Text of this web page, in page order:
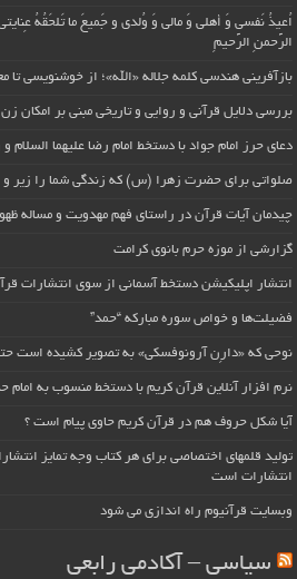
اُعیذُ نَفسی وَ أهلی وَ مالی وَ وُلدی و جَمیعَ ما تَلحَقُهُ
الرَّحمنِ الرَّحیمِ
بازآفرینی هندسی کلمه جلاله «الله»؛ از خوشنویسی تا
بررسی دلایل قرآنی و روایی و تاریخی مبنی بر
دعای حرز امام جواد با دستخط امام رضا علیهما السلام
صلواتی برای حضرت زهرا (س) که زندگی شما را زیر و
چیدمان آیات قرآن در راستای فهم مهدویت و مساله
گزارشی از موزه حرم بانوی کرامت
انتشار اپلیکیشن دستخط آسمانی از سوی انتشارات
فضیلت‌ها و خواص سوره مبارکه “حمد”
نوحی که «دارِن آرونوفسکی» به تصویر کشیده است
نرم افزار آنلاین قرآن کریم با دستخط منسوب به
آیا شکل حروف هم در قرآن کریم حاوی پیام است ؟
تولید قلمهای اختصاصی برای هر کتاب وجه تمایز
انتشارات است
وبسایت قرآنیوم راه اندازی می شود
سیاسی – آکادمی رابعی